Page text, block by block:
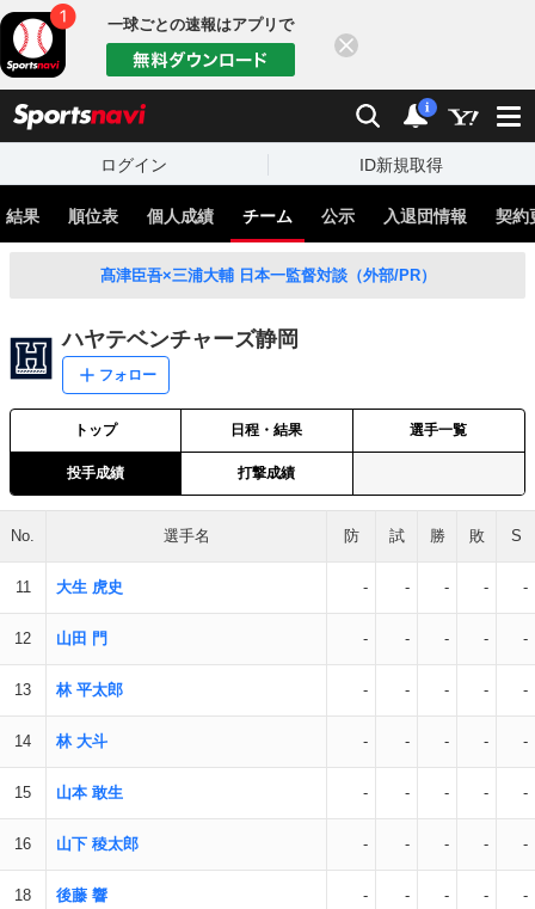
一球ごとの速報はアプリで
検索 通知
i
ログイン ID新規取得
結果 順位表 個人成績 チーム 公示 入退団情報 契約
髙津臣吾×三浦大輔 日本一監督対談（外部/PR）
ハヤテベンチャーズ静岡
フォロー
トップ 日程・結果 選手一覧
投手成績 打撃成績
No. 選手名 防 試 勝 敗 S
11 大生 虎史 - - - - -
12 山田 門 - - - - -
13 林 平太郎 - - - - -
14 林 大斗 - - - - -
15 山本 敢生 - - - - -
16 山下 稜太郎 - - - - -
18 後藤 響 - - - - -